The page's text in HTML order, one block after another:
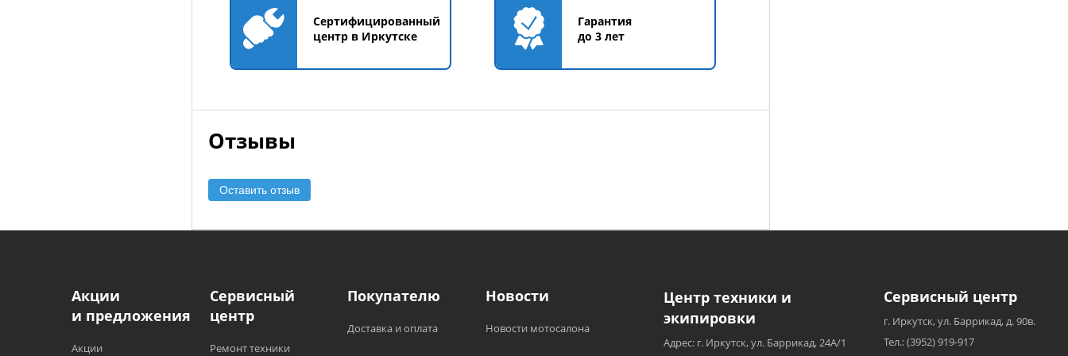
Сертифицированный
центр в Иркутске
Гарантия
до 3 лет
Отзывы
Оставить отзыв
Акции
и предложения
Акции
Сервисный
центр
Ремонт техники
Покупателю
Доставка и оплата
Новости
Новости мотосалона
Центр техники и
экипировки
Адрес: г. Иркутск, ул. Баррикад, 24А/1
Сервисный центр
г. Иркутск, ул. Баррикад, д. 90в.
Тел.: (3952) 919-917